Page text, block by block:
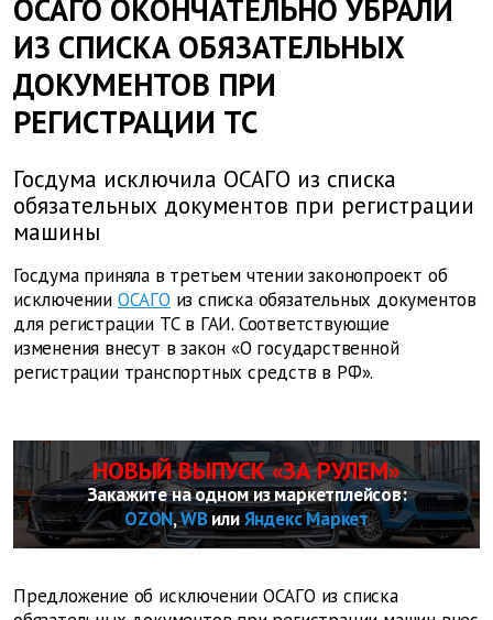
ОСАГО ОКОНЧАТЕЛЬНО УБРАЛИ
ИЗ СПИСКА ОБЯЗАТЕЛЬНЫХ
ДОКУМЕНТОВ ПРИ
РЕГИСТРАЦИИ ТС
Госдума исключила ОСАГО из списка
обязательных документов при регистрации
машины
Госдума приняла в третьем чтении законопроект об
исключении ОСАГО из списка обязательных документов
для регистрации ТС в ГАИ. Соответствующие
изменения внесут в закон «О государственной
регистрации транспортных средств в РФ».
НОВЫЙ ВЫПУСК «ЗА РУЛЕМ»
Закажите на одном из маркетплейсов:
OZON,WBилиЯндекс Маркет
Предложение об исключении ОСАГО из списка